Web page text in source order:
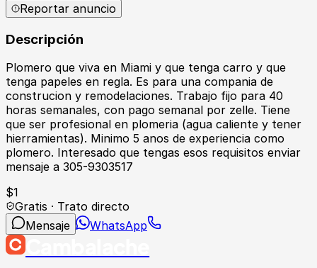
Reportar anuncio
Descripción
Plomero que viva en Miami y que tenga carro y que
tenga papeles en regla. Es para una compania de
construcion y remodelaciones. Trabajo fijo para 40
horas semanales, con pago semanal por zelle. Tiene
que ser profesional en plomeria (agua caliente y tener
hierramientas). Minimo 5 anos de experiencia como
plomero. Interesado que tengas esos requisitos enviar
mensaje a 305-9303517
$1
Gratis · Trato directo
Mensaje
WhatsApp